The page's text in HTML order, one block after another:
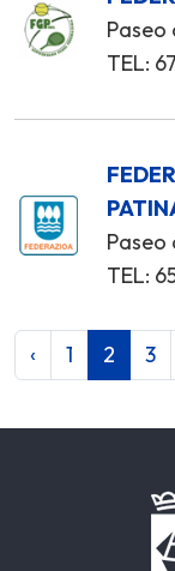
Paseo
TEL:
Paseo
TEL:
‹ 1 2 3